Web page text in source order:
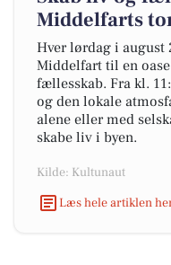
Middelfarts
Hver lørdag i august
Middelfart til en
fællesskab. Fra kl.
og den lokale
alene eller med
skabe liv i byen.
Kilde: Kultunaut
Læs hele artiklen